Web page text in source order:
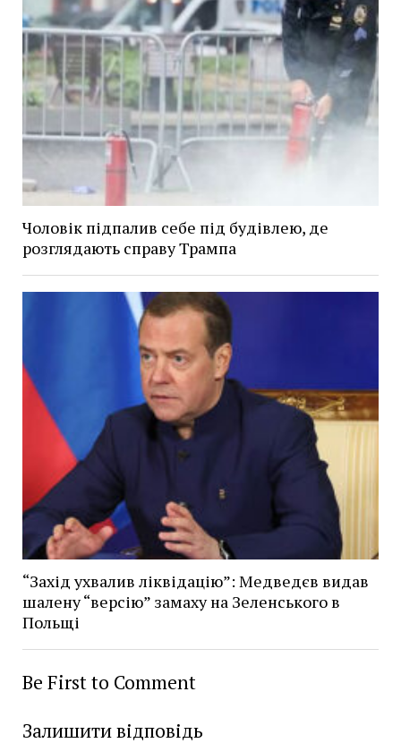
Чоловік підпалив себе під будівлею, де
розглядають справу Трампа
“Захід ухвалив ліквідацію”: Медведєв видав
шалену “версію” замаху на Зеленського в
Польщі
Be First to Comment
Залишити відповідь